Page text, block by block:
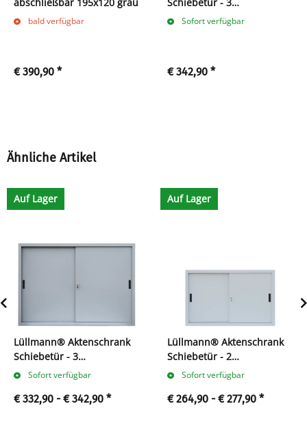
bald verfügbar
€ 390,90 *
Ordnerhöhen - B 160 cm -
Sofort verfügbar
€ 342,90 *
Ähnliche Artikel
Auf Lager
Lüllmann® Aktenschrank
Schiebetür - 3
Ordnerhöhen - B 160 cm
Sofort verfügbar
€ 332,90 -€ 342,90 *
Auf Lager
Lüllmann® Aktenschrank
Schiebetür - 2
Ordnerhöhen - B 120 cm
Sofort verfügbar
€ 264,90 -€ 277,90 *